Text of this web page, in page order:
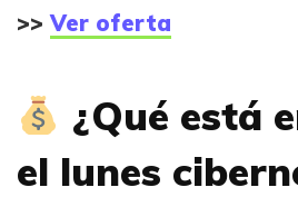
>>Ver oferta
¿Qué está
el lunes